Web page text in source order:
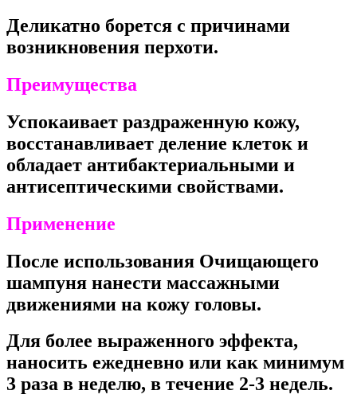
Деликатно борется с причинами
возникновения перхоти.
Преимущества
Успокаивает раздраженную кожу,
восстанавливает деление клеток и
обладает антибактериальными и
антисептическими свойствами.
Применение
После использования Очищающего
шампуня нанести массажными
движениями на кожу головы.
Для более выраженного эффекта,
наносить ежедневно или как минимум
3 раза в неделю, в течение 2-3 недель.